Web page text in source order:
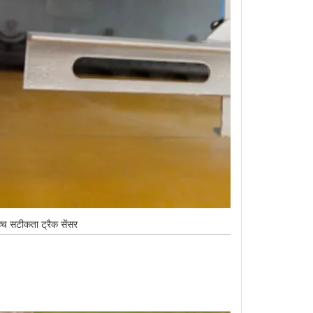
सटीकता ट्रैक सेंसर